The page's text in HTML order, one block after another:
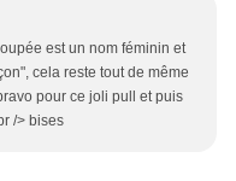
est un nom féminin et
cela reste tout de même
pour ce joli pull et puis
/> bises